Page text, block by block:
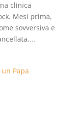
clinica
Mesi prima,
sovversiva e